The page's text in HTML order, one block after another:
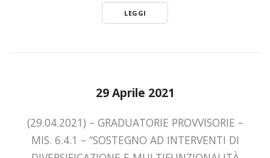
LEGGI
29 Aprile 2021
(29.04.2021) – GRADUATORIE PROVVISORIE –
MIS. 6.4.1 – “SOSTEGNO AD INTERVENTI DI